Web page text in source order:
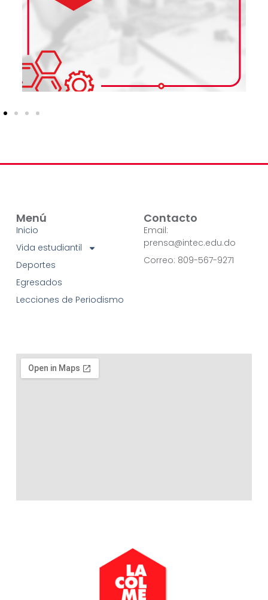
Menú
Inicio
Vida estudiantil
Deportes
Egresados
Lecciones de Periodismo
Contacto
Email:
prensa@intec.edu.do
Correo: 809-567-9271